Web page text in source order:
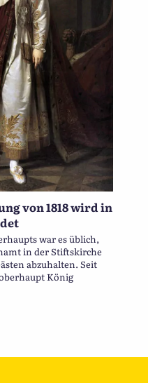
von 1818 wird in
war es üblich,
in der Stiftskirche
abzuhalten. Seit
König